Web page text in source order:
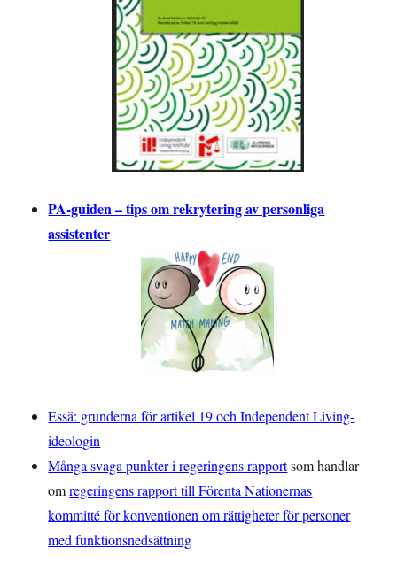
PA-guiden – tips om rekrytering av personliga
assistenter
Essä: grunderna för artikel 19 och Independent Living-
ideologin
Många svaga punkter i regeringens rapportsom handlar
omregeringens rapport till Förenta Nationernas
kommitté för konventionen om rättigheter för personer
med funktionsnedsättning